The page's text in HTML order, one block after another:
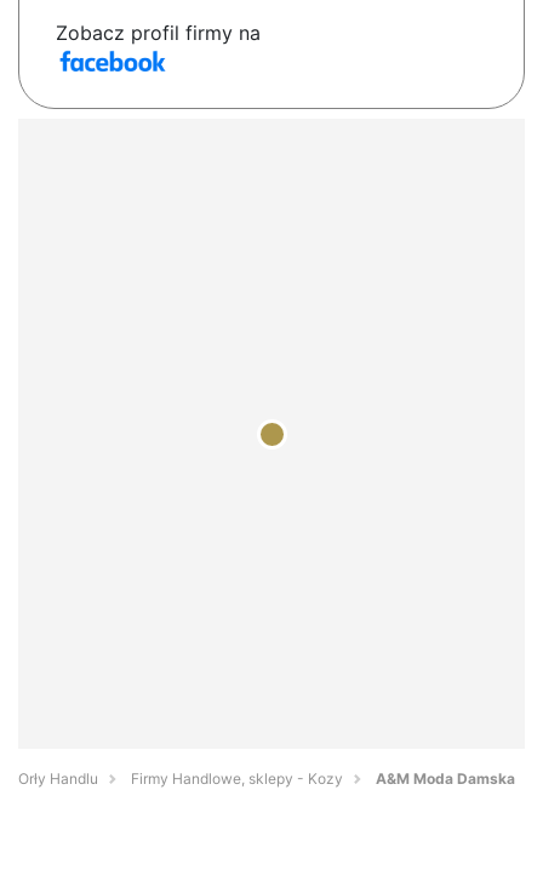
Zobacz profil firmy na
Orły Handlu Firmy Handlowe, sklepy - Kozy A&M Moda Damska